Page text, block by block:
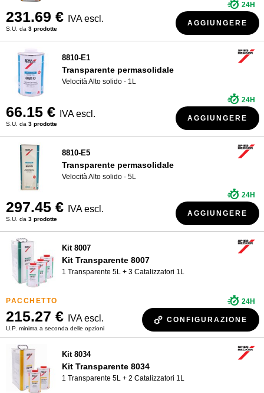
231.69 € IVA escl.
S.U. da 3 prodotte
24H
AGGIUNGERE
8810-E1
Transparente permasolidale
Velocità Alto solido - 1L
66.15 € IVA escl.
S.U. da 3 prodotte
24H
AGGIUNGERE
8810-E5
Transparente permasolidale
Velocità Alto solido - 5L
297.45 € IVA escl.
S.U. da 3 prodotte
24H
AGGIUNGERE
Kit 8007
Kit Transparente 8007
1 Transparente 5L + 3 Catalizzatori 1L
215.27 € IVA escl.
U.P. minima a seconda delle opzioni
24H
CONFIGURAZIONE
Kit 8034
Kit Transparente 8034
1 Transparente 5L + 2 Catalizzatori 1L